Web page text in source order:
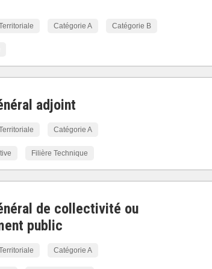
Catégorie A Catégorie B
adjoint
Catégorie A
Filière Technique
de collectivité ou
public
Catégorie A